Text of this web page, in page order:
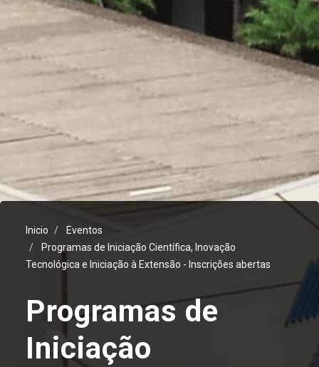
Inicio
Eventos
Programas de Iniciação Científica, Inovação
Tecnológica e Iniciação à Extensão - Inscrições abertas
Programas de
Iniciação